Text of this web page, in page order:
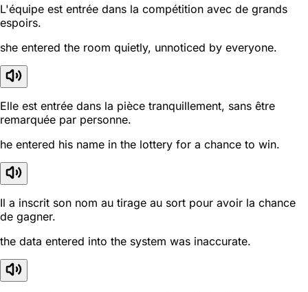
L'équipe est entrée dans la compétition avec de grands
espoirs.
she entered the room quietly, unnoticed by everyone.
Elle est entrée dans la pièce tranquillement, sans être
remarquée par personne.
he entered his name in the lottery for a chance to win.
Il a inscrit son nom au tirage au sort pour avoir la chance
de gagner.
the data entered into the system was inaccurate.